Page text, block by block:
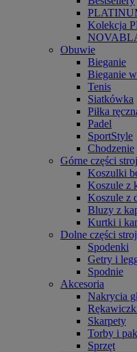
Kolekcja
Obuwie
Bieganie
Bieganie
Tenis
Siatkówka
Piłka
Padel
SportStyle
Chodzenie
Górne części
Koszulki
Koszule z
Koszule z
Bluzy z
Kurtki i
Dolne części
Spodenki
Getry i
Spodnie
Akcesoria
Nakrycia
Skarpety
Torby i
Sprzęt